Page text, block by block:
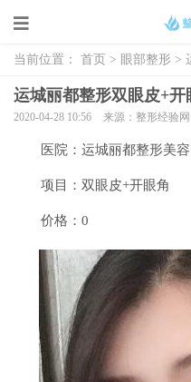
当前位置： 首页 > 眼部整形 >
运城丽都整形双眼皮+开
2020-04-28 10:56 来源：整形经验网
医院：运城丽都整形美容
项目：双眼皮+开眼角
价格：0